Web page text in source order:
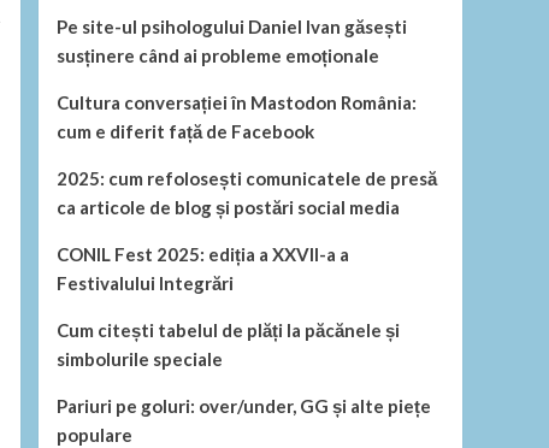
Pe site-ul psihologului Daniel Ivan găsești
susținere când ai probleme emoționale
Cultura conversației în Mastodon România:
cum e diferit față de Facebook
2025: cum refolosești comunicatele de presă
ca articole de blog și postări social media
CONIL Fest 2025: ediția a XXVII-a a
Festivalului Integrări
Cum citești tabelul de plăți la păcănele și
simbolurile speciale
Pariuri pe goluri: over/under, GG și alte piețe
populare